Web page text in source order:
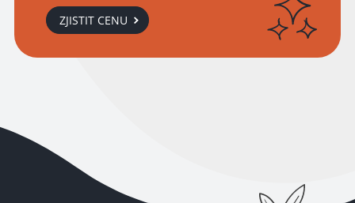
ZJISTIT CENU
Přidáno do košíku!